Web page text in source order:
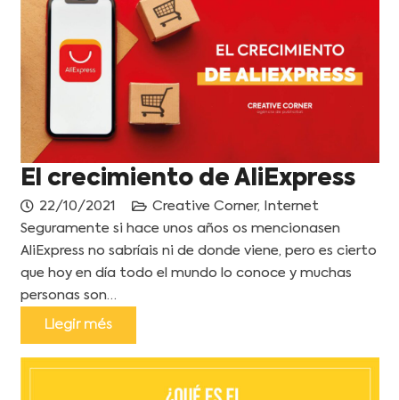
El crecimiento de AliExpress
22/10/2021 Creative Corner,
Internet
Seguramente si hace unos años os mencionasen
AliExpress no sabríais ni de donde viene, pero es cierto
que hoy en día todo el mundo lo conoce y muchas
personas son…
Llegir més